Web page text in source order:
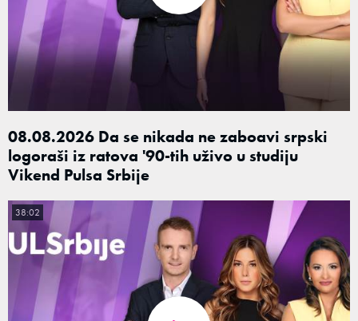
08.08.2026 Da se nikada ne zaboavi srpski
logoraši iz ratova '90-tih uživo u studiju
Vikend Pulsa Srbije
38:02